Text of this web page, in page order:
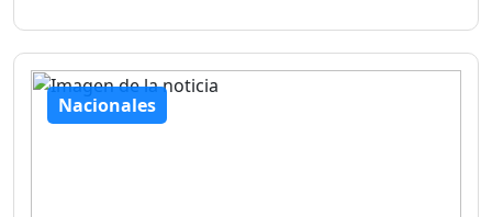
Nacionales